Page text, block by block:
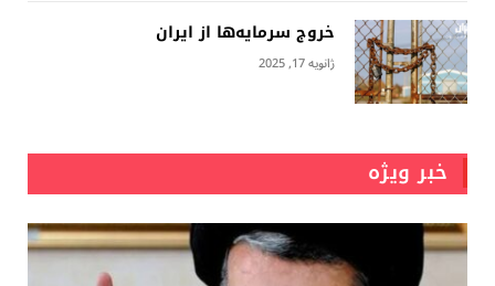
خروج سرمایه‌ها از ایران
ژانویه 17, 2025
خبر ویژه